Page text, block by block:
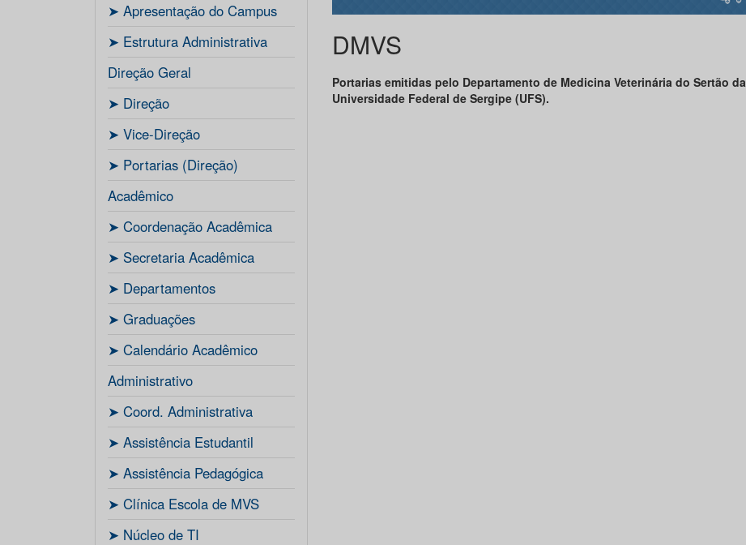
ㅤ➤ Apresentação do Campus
ㅤ➤ Estrutura Administrativa
Direção Geral
ㅤ➤ Direção
ㅤ➤ Vice-Direção
ㅤ➤ Portarias (Direção)
Acadêmico
ㅤ➤ Coordenação Acadêmica
ㅤㅤ➤ Secretaria Acadêmica
ㅤ➤ Departamentos
ㅤ➤ Graduações
ㅤ➤ Calendário Acadêmico
Administrativo
ㅤ➤ Coord. Administrativa
ㅤ➤ Assistência Estudantil
ㅤ➤ Assistência Pedagógica
ㅤ➤ Clínica Escola de MVS
ㅤ➤ Núcleo de TI
DMVS
Portarias emitidas pelo Departamento de Medicina Veterinária do Sertão da
Universidade Federal de Sergipe (UFS).